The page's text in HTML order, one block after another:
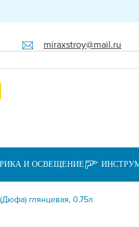
И ОСВЕЩЕНИЕ
miraxstroy@mail.ru
глянцевая, 0.75л